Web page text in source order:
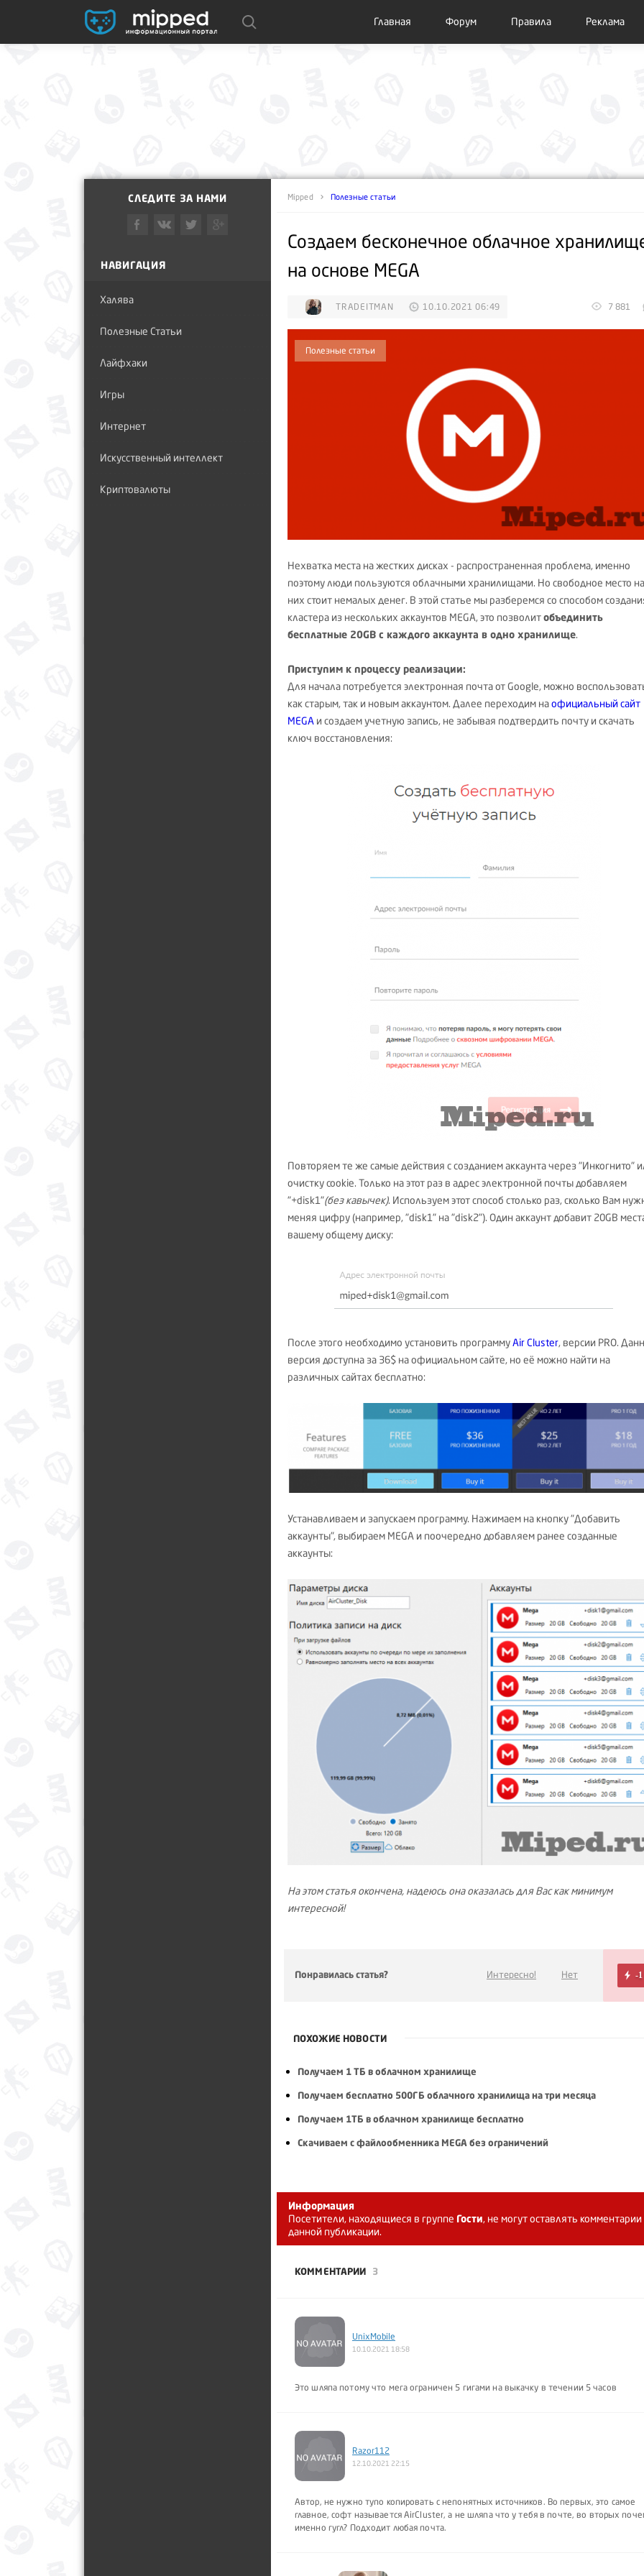
Главная Форум Правила Реклама
СЛЕДИТЕ ЗА НАМИ
НАВИГАЦИЯ
Халява
Полезные Статьи
Лайфхаки
Игры
Интернет
Искусственный интеллект
Криптовалюты
Mipped Полезные статьи
Создаем бесконечное облачное
на основе MEGA
TRADEITMAN 10.10.2021 06:49 7 881
Полезные статьи
Нехватка места на жестких дисках - распространенная проблема, именно
поэтому люди пользуются облачными хранилищами. Но свободное место на
них стоит немалых денег. В этой статье мы разберемся со способом
кластера из нескольких аккаунтов MEGA, это позволитобъединить
бесплатные 20GB с каждого аккаунта в одно хранилище.
Приступим к процессу реализации:
Для начала потребуется электронная почта от Google, можно
как старым, так и новым аккаунтом. Далее переходим наофициальный сайт
MEGA и создаем учетную запись, не забывая подтвердить почту и скачать
ключ восстановления:
Повторяем те же самые действия с созданием аккаунта через "Инкогнито"
очистку cookie. Только на этот раз в адрес электронной почты добавляем
"+disk1"(без кавычек). Используем этот способ столько раз, сколько Вам
меняя цифру (например, "disk1" на "disk2"). Один аккаунт добавит 20GB
вашему общему диску:
После этого необходимо установить программуAir Cluster, версии PRO.
версия доступна за 36$ на официальном сайте, но её можно найти на
различных сайтах бесплатно:
Устанавливаем и запускаем программу. Нажимаем на кнопку "Добавить
аккаунты", выбираем MEGA и поочередно добавляем ранее созданные
аккаунты:
На этом статья окончена, надеюсь она оказалась для Вас как минимум
интересной!
Понравилась статья? Интересно! Нет -1
ПОХОЖИЕ НОВОСТИ
Получаем 1 ТБ в облачном хранилище
Получаем бесплатно 500ГБ облачного хранилища на три месяца
Получаем 1ТБ в облачном хранилище бесплатно
Скачиваем с файлообменника MEGA без ограничений
Информация
Посетители, находящиеся в группе Гости, не могут оставлять комментарии
данной публикации.
КОММЕНТАРИИ 3
UnixMobile
10.10.2021 18:58
Это шляпа потому что мега ограничен 5 гигами на выкачку в течении 5 часов
Razor112
12.10.2021 22:15
Автор, не нужно тупо копировать с непонятных источников. Во первых, это самое
главное, софт называется AirCluster, а не шляпа что у тебя в почте, во вторых
именно гугл? Подходит любая почта.